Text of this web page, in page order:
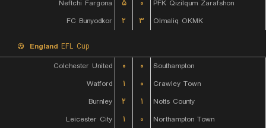
Neftchi Fargona
۵ ۰
PFK Qizilqum Zarafshon
FC Bunyodkor
۲ ۳ Olmaliq OKMK
England EFL Cup
Colchester United
۰ ۰
Southampton
Watford
۱ ۰
Crawley Town
Burnley
۲ ۱
Notts County
Leicester City
۱ ۰
Northampton Town